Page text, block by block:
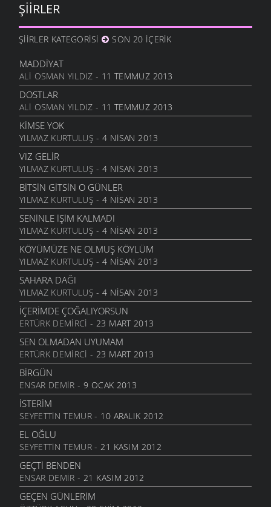
NASIL OLUR
6 MART 2006
İHTIYAR İNSAN
6 MART 2006
SEVGI ÜSTÜNE
6 MART 2006
ANLATAMADIK
6 MART 2006
GEL
6 MART 2006
ANNE
6 MART 2006
NATAŞA
6 MART 2006
ACABA
6 MART 2006
DOLUDUR
6 MART 2006
DAHASI VAR
6 MART 2006
ÖĞRETMENI GÖR
6 MART 2006
ÇORUH
6 MART 2006
SANA MUHTACIM
6 MART 2006
KALMADI
6 MART 2006
DÖRT İŞLEM
6 MART 2006
HASTANE
6 MART 2006
ŞIIRLER
ŞIIRLER KATEGORISI SON 20 İÇERIK
MADDIYAT
ALI OSMAN YILDIZ - 11 TEMMUZ 2013
DOSTLAR
ALI OSMAN YILDIZ - 11 TEMMUZ 2013
KIMSE YOK
YILMAZ KURTULUŞ - 4 NISAN 2013
VIZ GELIR
YILMAZ KURTULUŞ - 4 NISAN 2013
BITSIN GITSIN O GÜNLER
YILMAZ KURTULUŞ - 4 NISAN 2013
SENINLE İŞIM KALMADI
YILMAZ KURTULUŞ - 4 NISAN 2013
KÖYÜMÜZE NE OLMUŞ KÖYLÜM
YILMAZ KURTULUŞ - 4 NISAN 2013
SAHARA DAĞI
YILMAZ KURTULUŞ - 4 NISAN 2013
İÇERIMDE ÇOĞALIYORSUN
ERTÜRK DEMIRCI - 23 MART 2013
SEN OLMADAN UYUMAM
ERTÜRK DEMIRCI - 23 MART 2013
BIRGÜN
ENSAR DEMIR - 9 OCAK 2013
İSTERIM
SEYFETTIN TEMUR- 10 ARALIK 2012
EL OĞLU
SEYFETTIN TEMUR- 21 KASIM 2012
GEÇTI BENDEN
ENSAR DEMIR - 21 KASIM 2012
GEÇEN GÜNLERIM